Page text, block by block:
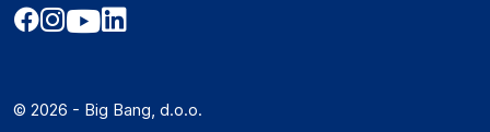
Akt o digitalnih storitvah
Marketplace za partnerje
Zavarovanje izdelkov
Kako oddati naročilo?
© 2026 - Big Bang, d.o.o.